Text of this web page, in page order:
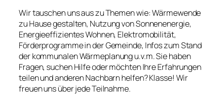
Wir tauschen uns aus zu Themen wie: Wärmewende
zu Hause gestalten, Nutzung von Sonnenenergie,
Energieeffizientes Wohnen, Elektromobilität,
Förderprogramme in der Gemeinde, Infos zum Stand
der kommunalen Wärmeplanung u.v.m. Sie haben
Fragen, suchen Hilfe oder möchten Ihre Erfahrungen
teilen und anderen Nachbarn helfen? Klasse! Wir
freuen uns über jede Teilnahme.